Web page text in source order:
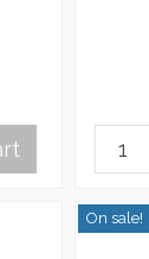
On sale!